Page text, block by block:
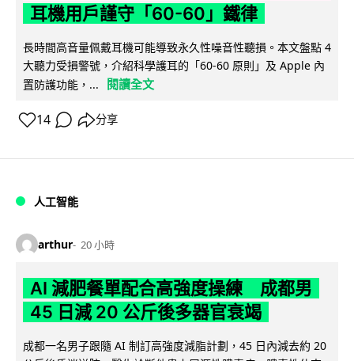
耳機用戶謹守「60-60」鐵律
長時間高音量佩戴耳機可能導致永久性噪音性聽損。本文盤點 4
大聽力受損警號，介紹科學護耳的「60-60 原則」及 Apple 內
置防護功能，...
閱讀全文
14 分享
人工智能
arthur 20 小時
AI 減肥餐單配合高強度操練 成都男
45 日減 20 公斤後多器官衰竭
成都一名男子跟隨 AI 制訂高強度減脂計劃，45 日內減去約 20